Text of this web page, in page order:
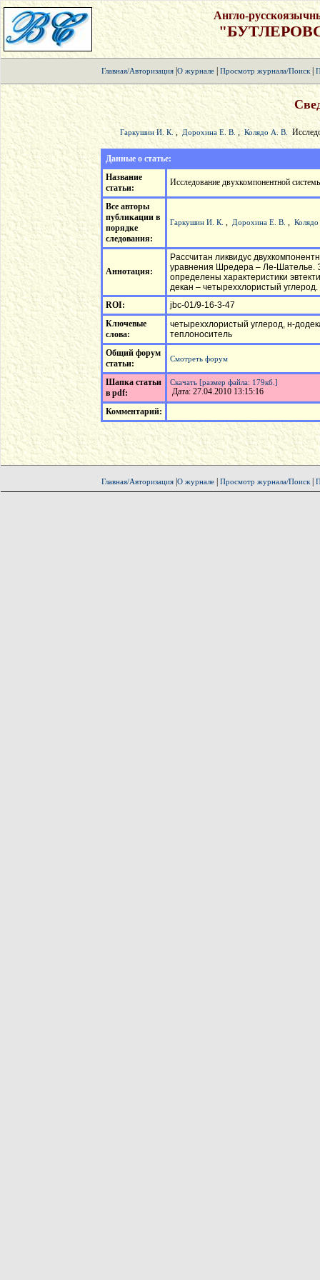
Англо-
Главная/Авторизация| О журнале| Просмотр журнала/Поиск|
Гаркушин И. К. ,Дорохина Е. В. ,Колядо А. В.
Данные о статье:
Название
статьи:
Исследование двухкомпонентной
Все авторы
публикации в
порядке
следования:
Гаркушин И. К. , Дорохина Е. В. ,
Аннотация:
Рассчитан ликвидус
уравнения Шредера – Ле-Шателье.
определены характеристики
декан – четыреххлористый углерод.
ROI:
jbc-01/9-16-3-47
Ключевые
слова:
четыреххлористый углерод, н-
теплоноситель
Общий форум
статьи:
Смотреть форум
Шапка статьи
в pdf:
Скачать [размер файла: 179кб.]
Дата: 27.04.2010 13:15:16
Комментарий:
Главная/Авторизация| О журнале| Просмотр журнала/Поиск|